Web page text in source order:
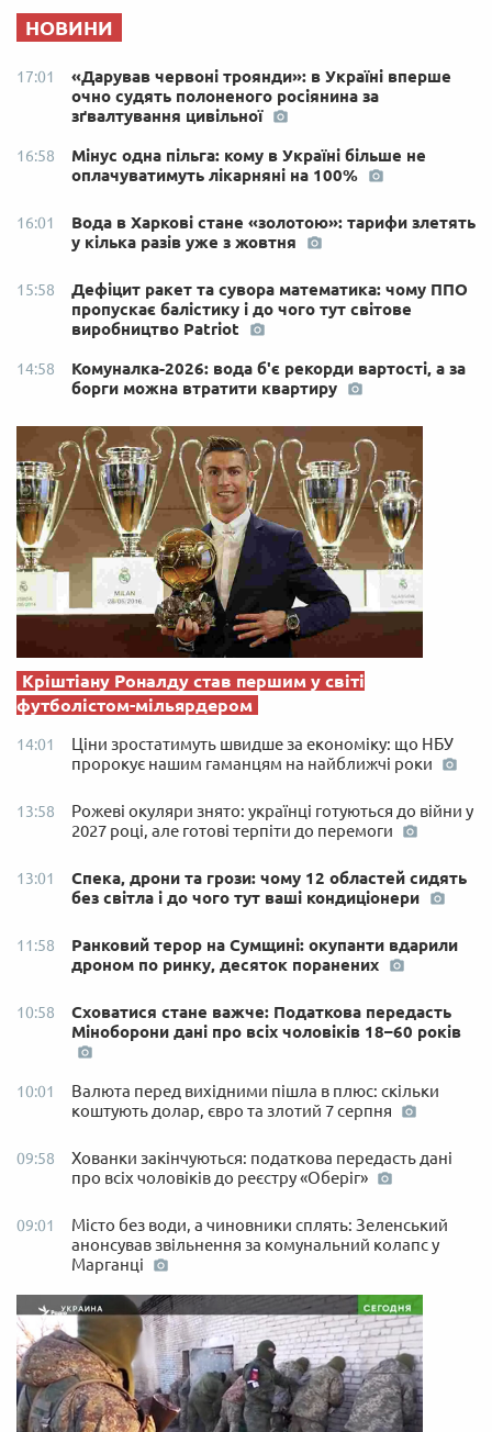
НОВИНИ
17:01
«Дарував червоні троянди»: в Україні вперше
очно судять полоненого росіянина за
зґвалтування цивільної
16:58
Мінус одна пільга: кому в Україні більше не
оплачуватимуть лікарняні на 100%
16:01
Вода в Харкові стане «золотою»: тарифи злетять
у кілька разів уже з жовтня
15:58
Дефіцит ракет та сувора математика: чому ППО
пропускає балістику і до чого тут світове
виробництво Patriot
14:58
Комуналка-2026: вода б'є рекорди вартості, а за
борги можна втратити квартиру
Кріштіану Роналду став першим у світі
футболістом-мільярдером
14:01
Ціни зростатимуть швидше за економіку: що НБУ
пророкує нашим гаманцям на найближчі роки
13:58
Рожеві окуляри знято: українці готуються до війни у
2027 році, але готові терпіти до перемоги
13:01
Спека, дрони та грози: чому 12 областей сидять
без світла і до чого тут ваші кондиціонери
11:58
Ранковий терор на Сумщині: окупанти вдарили
дроном по ринку, десяток поранених
10:58
Сховатися стане важче: Податкова передасть
Міноборони дані про всіх чоловіків 18–60 років
10:01
Валюта перед вихідними пішла в плюс: скільки
коштують долар, євро та злотий 7 серпня
09:58
Хованки закінчуються: податкова передасть дані
про всіх чоловіків до реєстру «Оберіг»
09:01
Місто без води, а чиновники сплять: Зеленський
анонсував звільнення за комунальний колапс у
Марганці